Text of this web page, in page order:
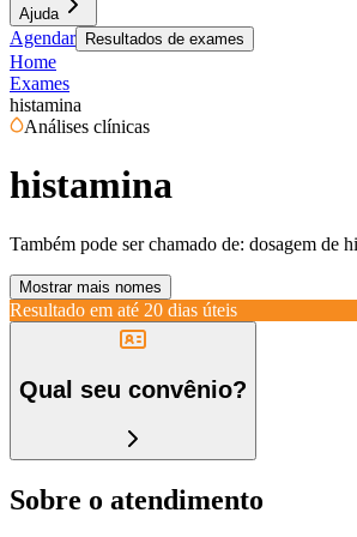
Ajuda
Agendar Resultados de exames
Home
Exames
histamina
Análises clínicas
histamina
Também pode ser chamado de: dosagem de
Mostrar mais nomes
Resultado em até 20 dias úteis
Qual seu convênio?
Sobre o atendimento